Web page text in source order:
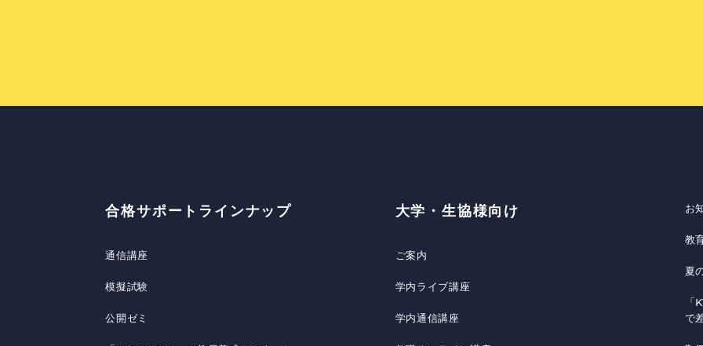
合格サポートラインナップ
通信講座
模擬試験
公開ゼミ
大学・生協様向け
ご案内
学内ライブ講座
学内通信講座
お
教
夏
で